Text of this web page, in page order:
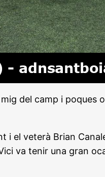
del camp i poques
el veterà Brian
va tenir una gran